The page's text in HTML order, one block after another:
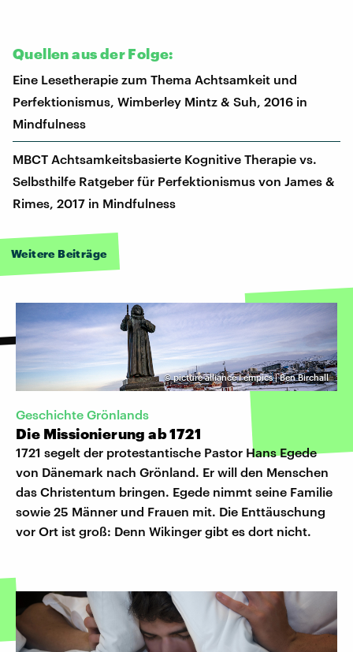
Quellen aus der Folge:
Eine Lesetherapie zum Thema Achtsamkeit und
Perfektionismus, Wimberley Mintz & Suh, 2016 in
Mindfulness
MBCT Achtsamkeitsbasierte Kognitive Therapie vs.
Selbsthilfe Ratgeber für Perfektionismus von James &
Rimes, 2017 in Mindfulness
Weitere Beiträge
©picture alliance I empics | Ben Birchall
Geschichte Grönlands
Die Missionierung ab 1721
1721 segelt der protestantische Pastor Hans Egede
von Dänemark nach Grönland. Er will den Menschen
das Christentum bringen. Egede nimmt seine Familie
sowie 25 Männer und Frauen mit. Die Enttäuschung
vor Ort ist groß: Denn Wikinger gibt es dort nicht.